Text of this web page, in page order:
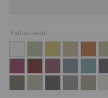
Farbauswahl: